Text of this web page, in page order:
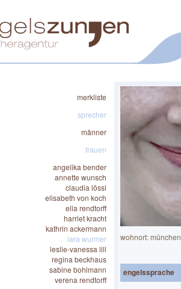
merkliste
sprecher
männer
frauen
angelika bender
annette wunsch
claudia lössl
elisabeth von koch
ella rendtorff
harriet kracht
kathrin ackermann
lara wurmer
leslie-vanessa lill
regina beckhaus
sabine bohlmann
verena rendtorff
wohnort: münchen
engelssprache